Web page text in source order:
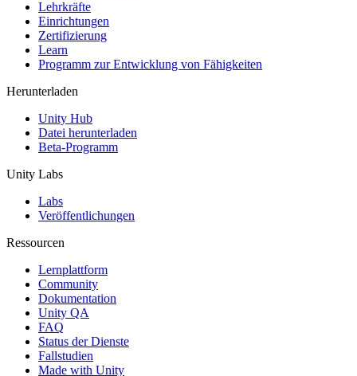
XR-Spiele
XR-Spiele plattformübergreifend starten
Multiplayer-Spiele
Vereinfachte Entwicklung von Multiplayer-Spielen
Lehrkräfte
Einrichtungen
Zertifizierung
Learn
Programm zur Entwicklung von Fähigkeiten
Herunterladen
Unity Hub
Datei herunterladen
Beta-Programm
Unity Labs
Labs
Veröffentlichungen
Ressourcen
Lernplattform
Community
Dokumentation
Unity QA
FAQ
Status der Dienste
Fallstudien
Made with Unity